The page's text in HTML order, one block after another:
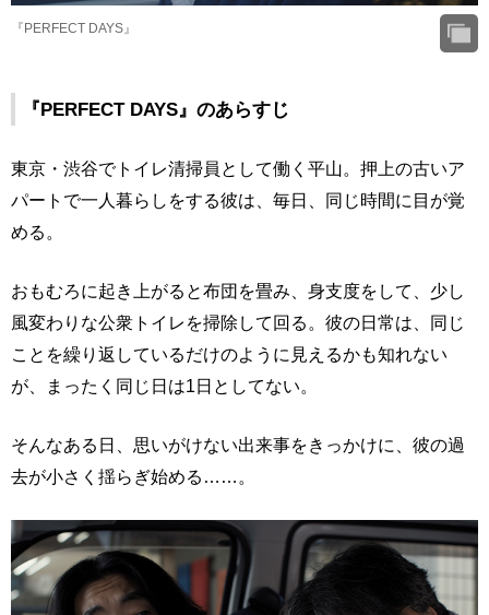
『PERFECT DAYS』
『PERFECT DAYS』のあらすじ
東京・渋谷でトイレ清掃員として働く平山。押上の古いア
パートで一人暮らしをする彼は、毎日、同じ時間に目が覚
める。
おもむろに起き上がると布団を畳み、身支度をして、少し
風変わりな公衆トイレを掃除して回る。彼の日常は、同じ
ことを繰り返しているだけのように見えるかも知れない
が、まったく同じ日は1日としてない。
そんなある日、思いがけない出来事をきっかけに、彼の過
去が小さく揺らぎ始める……。